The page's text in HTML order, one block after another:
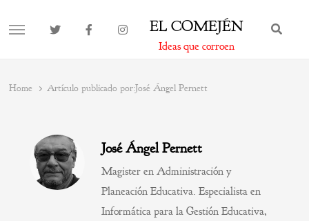
MENU EL COMEJÉN
Ideas que corroen
Home Artículo publicado por:José Ángel Pernett
José Ángel Pernett
Magister en Administración y
Planeación Educativa. Especialista en
Informática para la Gestión Educativa,